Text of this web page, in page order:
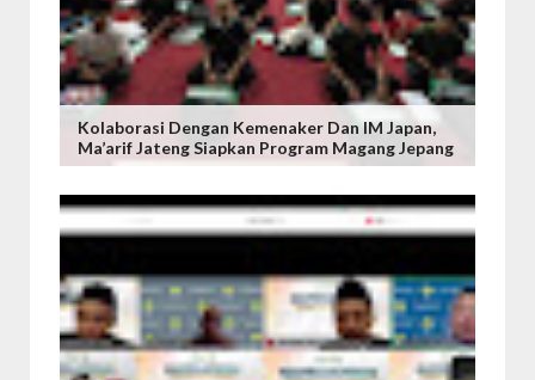
Kolaborasi Dengan Kemenaker Dan IM Japan,
Ma’arif Jateng Siapkan Program Magang Jepang